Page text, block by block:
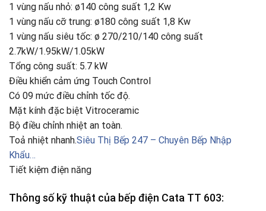
1 vùng nấu nhỏ: ø140 công suất 1,2 Kw
1 vùng nấu cỡ trung: ø180 công suất 1,8 Kw
1 vùng nấu siêu tốc: ø 270/210/140 công suất
2.7kW/1.95kW/1.05kW
Tổng công suất: 5.7 kW
Điều khiển cảm ứng Touch Control
Có 09 mức điều chỉnh tốc độ.
Mặt kính đặc biệt Vitroceramic
Bộ điều chỉnh nhiệt an toàn.
Toả nhiệt nhanh.Siêu Thị Bếp 247 – Chuyên Bếp Nhập
Khẩu…
Tiết kiệm điện năng
Thôngsố kỹ thuật của bếp điện Cata TT 603: